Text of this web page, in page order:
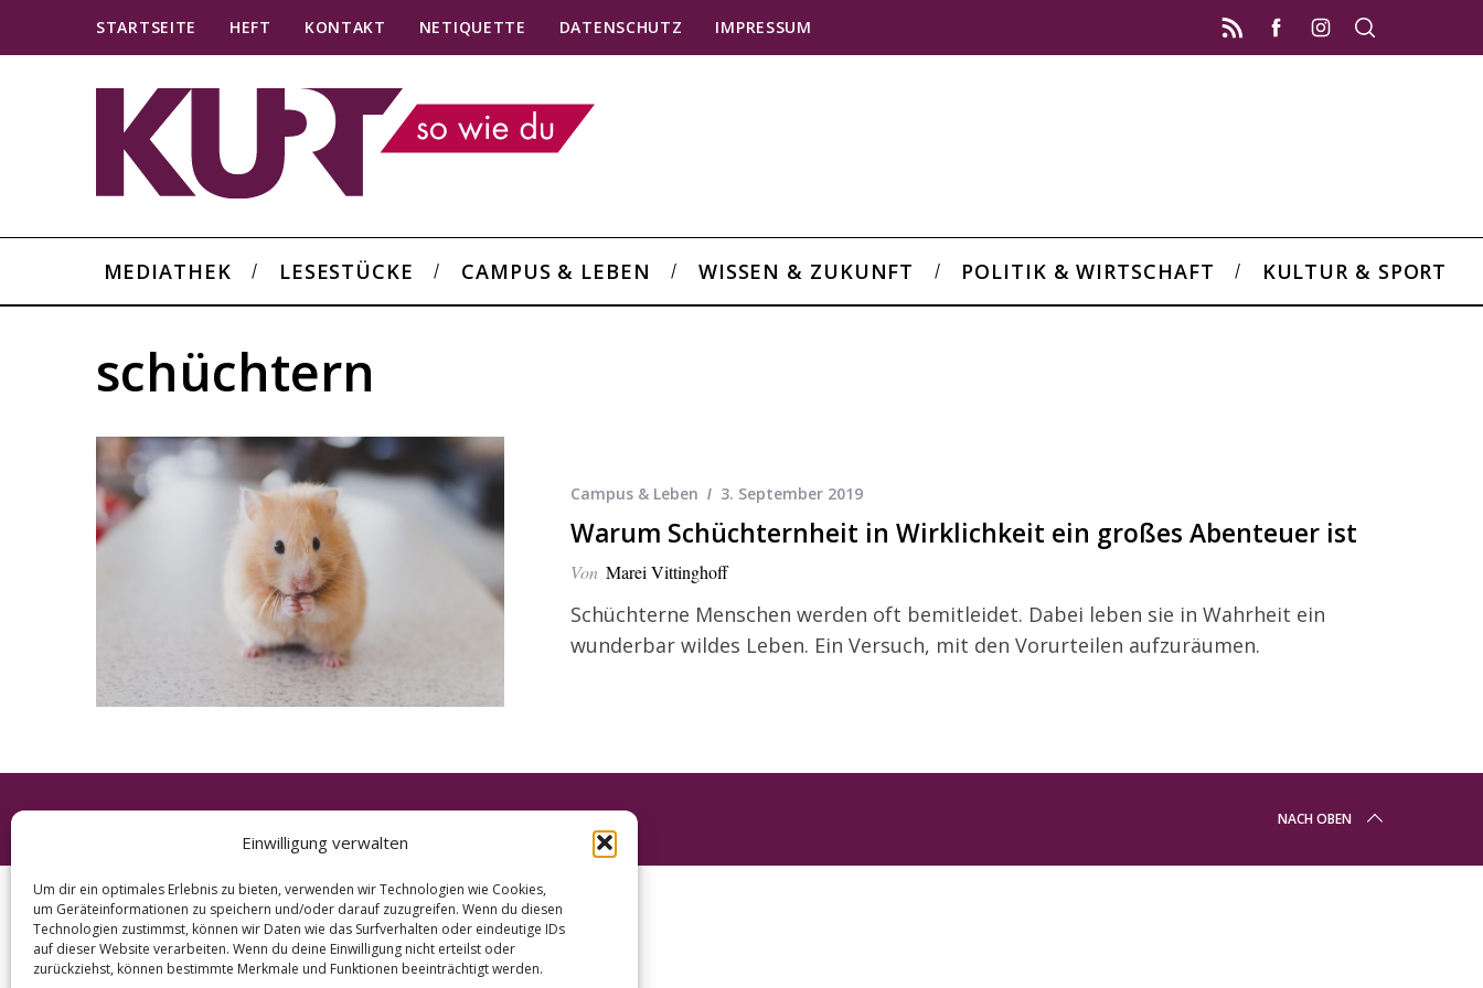
Einwilligung verwalten
Um dir ein optimales Erlebnis zu bieten, verwenden wir Technologien wie Cookies,
um Geräteinformationen zu speichern und/oder darauf zuzugreifen. Wenn du diesen
Technologien zustimmst, können wir Daten wie das Surfverhalten oder eindeutige IDs
auf dieser Website verarbeiten. Wenn du deine Einwilligung nicht erteilst oder
zurückziehst, können bestimmte Merkmale und Funktionen beeinträchtigt werden.
STARTSEITE HEFT KONTAKT NETIQUETTE DATENSCHUTZ IMPRESSUM
MEDIATHEK LESESTÜCKE CAMPUS & LEBEN WISSEN & ZUKUNFT POLITIK & WIRTSCHAFT KULTUR & SPORT
schüchtern
Campus & Leben 3. September 2019
Warum Schüchternheit in Wirklichkeit ein großes Abenteuer ist
Von Marei Vittinghoff
Schüchterne Menschen werden oft bemitleidet. Dabei leben sie in Wahrheit ein
wunderbar wildes Leben. Ein Versuch, mit den Vorurteilen aufzuräumen.
NACH OBEN
S
: